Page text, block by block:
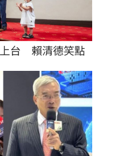
台　賴清德笑點